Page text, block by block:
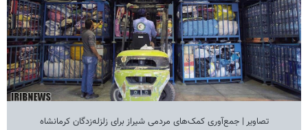
تصاویر | جمع‌آوری کمک‌های مردمی شیراز برای زلزله‌زدگان کرمانشاه